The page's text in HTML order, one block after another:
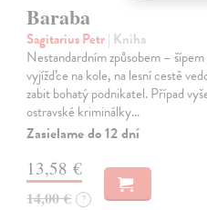
Baraba
Sagitarius Petr| Kniha
Nestandardním způsobem –
vyjížďce na kole, na lesní cestě
zabit bohatý podnikatel. Případ
ostravské kriminálky…
Zasielame do 12 dní
13,58 €
14,00 € ?